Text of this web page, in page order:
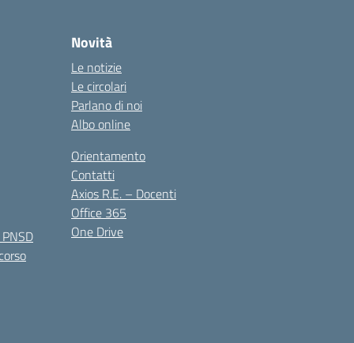
Novità
Le notizie
Le circolari
Parlano di noi
Albo online
Orientamento
Contatti
Axios R.E. – Docenti
Office 365
One Drive